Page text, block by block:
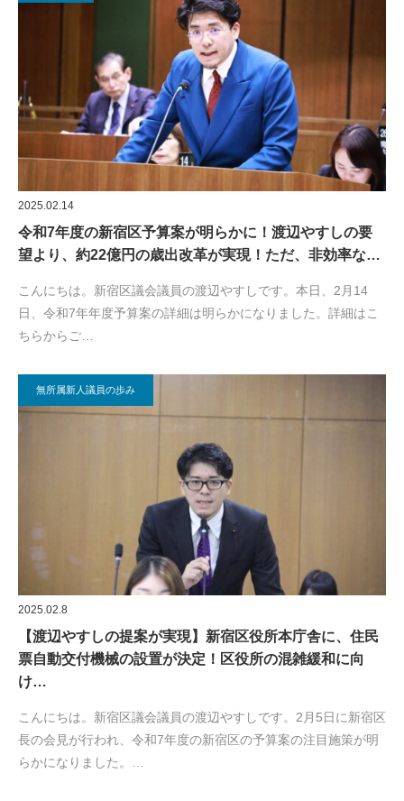
2025.02.14
令和7年度の新宿区予算案が明らかに！渡辺やすしの要
望より、約22億円の歳出改革が実現！ただ、非効率な…
こんにちは。新宿区議会議員の渡辺やすしです。本日、2月14
日、令和7年年度予算案の詳細は明らかになりました。詳細はこ
ちらからご…
無所属新人議員の歩み
2025.02.8
【渡辺やすしの提案が実現】新宿区役所本庁舎に、住民
票自動交付機械の設置が決定！区役所の混雑緩和に向
け…
こんにちは。新宿区議会議員の渡辺やすしです。2月5日に新宿区
長の会見が行われ、令和7年度の新宿区の予算案の注目施策が明
らかになりました。…